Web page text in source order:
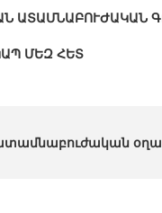
ԱՏԱՄՆԱԲՈՒԺԱԿԱՆ
ՄԵԶ ՀԵՏ
ատամնաբուժական